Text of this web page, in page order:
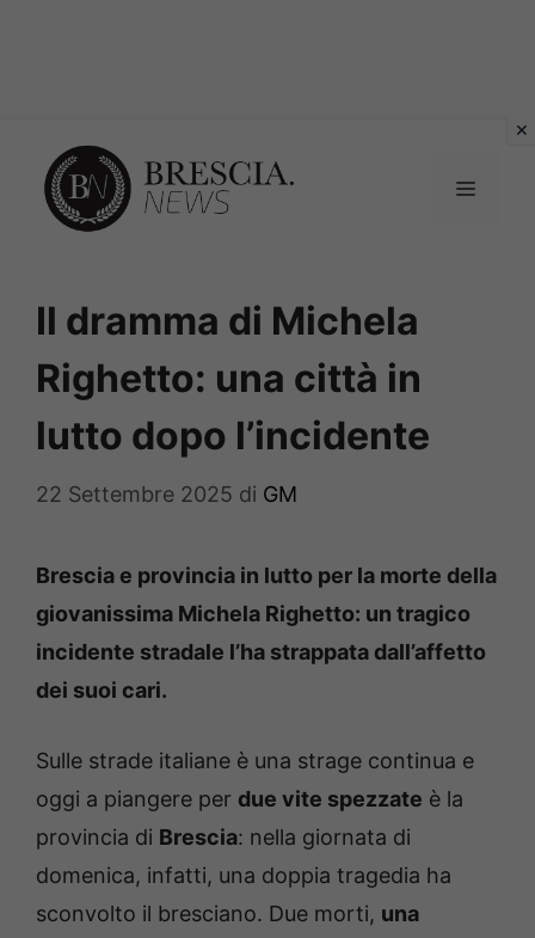
contenuto
MENU
Il dramma di Michela
Righetto: una città in
lutto dopo l’incidente
22 Settembre 2025 di GM
Brescia e provincia in lutto per la morte della
giovanissima Michela Righetto: un tragico
incidente stradale l’ha strappata dall’affetto
dei suoi cari.
Sulle strade italiane è una strage continua e
oggi a piangere per due vite spezzate è la
provincia di Brescia: nella giornata di
domenica, infatti, una doppia tragedia ha
sconvolto il bresciano. Due morti, una